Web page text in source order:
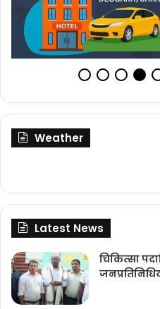
Weather
Latest News
चिकित्‍सा